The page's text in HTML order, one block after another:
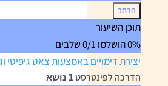
הרחב
יצירת
דימויים
באמצעות
AI
תוכן השיעור
0% הושלמו
0/1 שלבים
יצירת דימויים באמצעות צאט גיפיטי
הדרכה לפינטרסט1 נושא